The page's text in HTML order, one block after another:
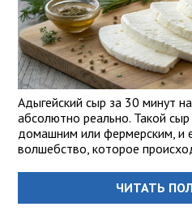
Адыгейский сыр за 30 минут
абсолютно реально. Такой
домашним или фермерским, и
волшебство, которое
ЧИТАТЬ